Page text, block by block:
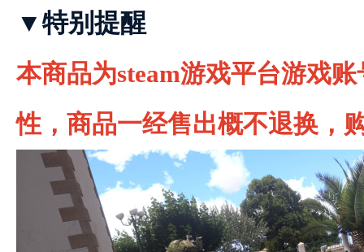
▼特别提醒
本商品为steam游戏平台游戏
性，商品一经售出概不退换，